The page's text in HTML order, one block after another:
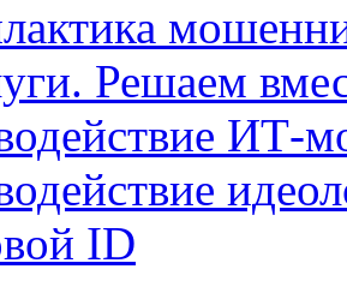
Решаем
ИТ-
ID